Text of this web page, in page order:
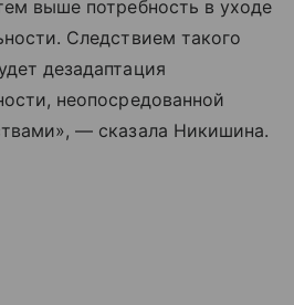
выше потребность в уходе
Следствием такого
дезадаптация
неопосредованной
— сказала Никишина.